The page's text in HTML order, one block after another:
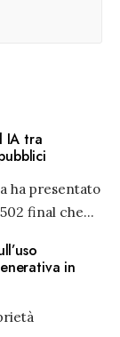
IA tra
ha presentato
final che...
in